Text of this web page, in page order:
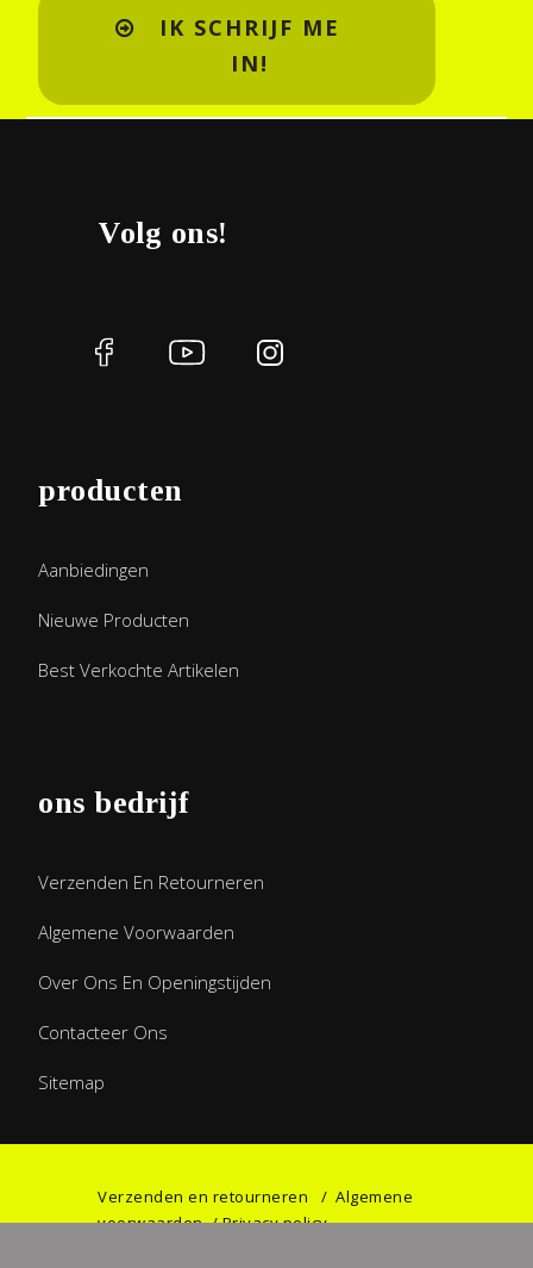
IK SCHRIJF ME
IN!
Volg ons!
producten
Aanbiedingen
Nieuwe Producten
Best Verkochte Artikelen
ons bedrijf
Verzenden En Retourneren
Algemene Voorwaarden
Over Ons En Openingstijden
Contacteer Ons
Sitemap
Verzenden en retourneren /Algemene
voorwaarden/Privacy policy